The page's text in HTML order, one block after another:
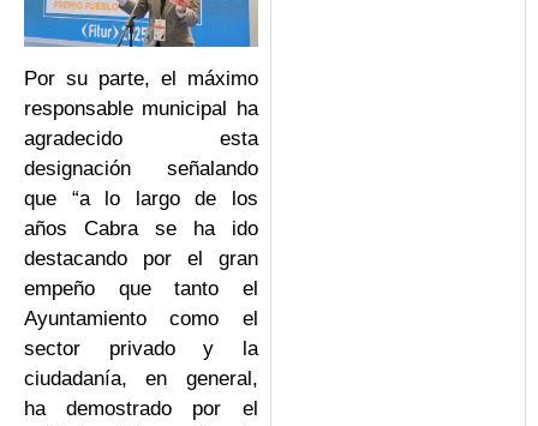
Por su parte, el máximo
responsable municipal ha
agradecido esta
designación señalando
que “a lo largo de los
años Cabra se ha ido
destacando por el gran
empeño que tanto el
Ayuntamiento como el
sector privado y la
ciudadanía, en general,
ha demostrado por el